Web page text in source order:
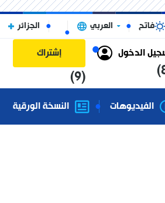
الدخول إشتراك
(9)
فاتح العربي الجزائر
الفيديوهات النسخة الورقية